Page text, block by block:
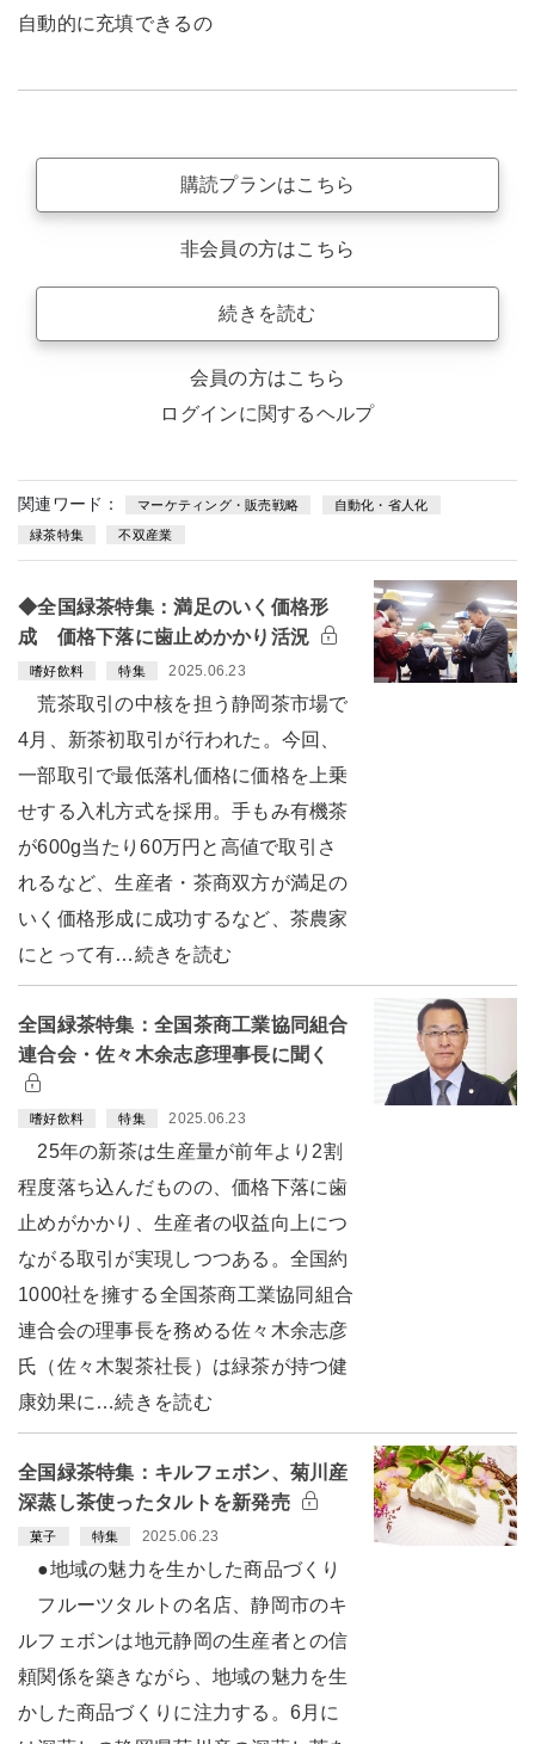
自動的に充填できるの
購読プランはこちら
非会員の方はこちら
続きを読む
会員の方はこちら
ログインに関するヘルプ
関連ワード： マーケティング・販売戦略 自動化・省人化
緑茶特集 不双産業
◆全国緑茶特集：満足のいく価格形
成 価格下落に歯止めかかり活況
嗜好飲料 特集 2025.06.23
荒茶取引の中核を担う静岡茶市場で
4月、新茶初取引が行われた。今回、
一部取引で最低落札価格に価格を上乗
せする入札方式を採用。手もみ有機茶
が600g当たり60万円と高値で取引さ
れるなど、生産者・茶商双方が満足の
いく価格形成に成功するなど、茶農家
にとって有…続きを読む
全国緑茶特集：全国茶商工業協同組合
連合会・佐々木余志彦理事長に聞く
嗜好飲料 特集 2025.06.23
25年の新茶は生産量が前年より2割
程度落ち込んだものの、価格下落に歯
止めがかかり、生産者の収益向上につ
ながる取引が実現しつつある。全国約
1000社を擁する全国茶商工業協同組合
連合会の理事長を務める佐々木余志彦
氏（佐々木製茶社長）は緑茶が持つ健
康効果に…続きを読む
全国緑茶特集：キルフェボン、菊川産
深蒸し茶使ったタルトを新発売
菓子 特集 2025.06.23
●地域の魅力を生かした商品づくり
フルーツタルトの名店、静岡市のキ
ルフェボンは地元静岡の生産者との信
頼関係を築きながら、地域の魅力を生
かした商品づくりに注力する。6月に